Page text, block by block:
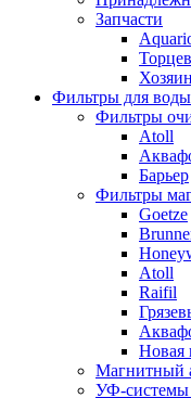
Запчасти
Хозяин
Фильтры для воды
Фильтры
Atoll
Барьер
Фильтры
Goetze
Atoll
Raifil
Новая
Магнитный
УФ-системы